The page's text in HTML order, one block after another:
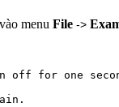
menu File ->
off for one